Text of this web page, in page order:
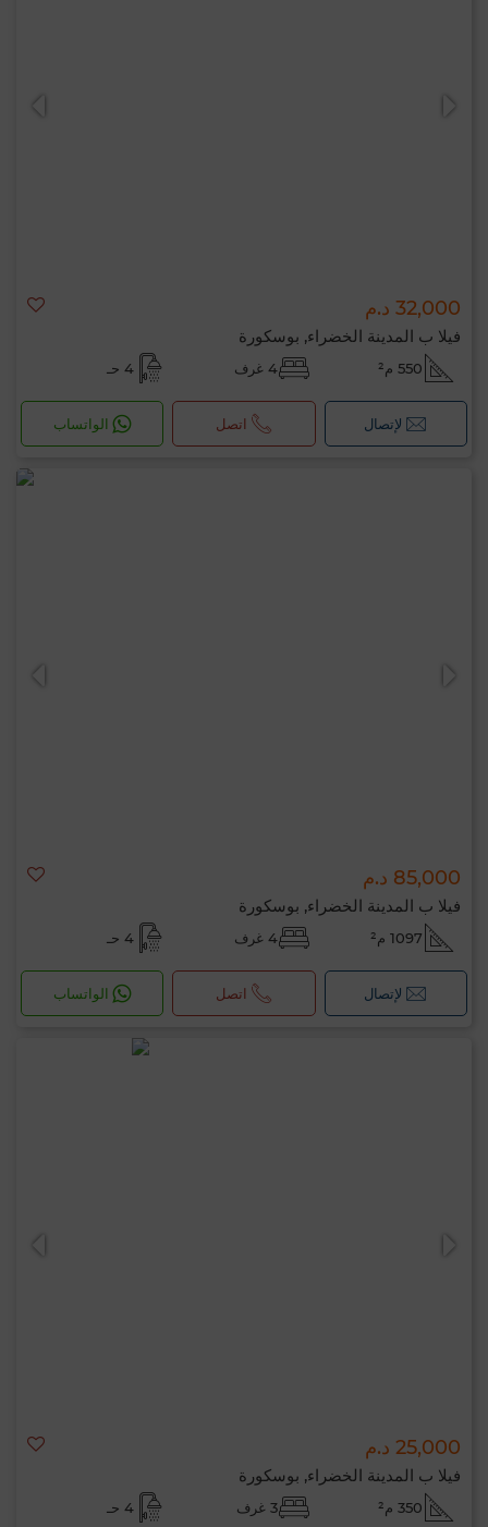
32,000 د.م
فيلا ب المدينة الخضراء, بوسكورة
550 م² 4 غرف 4 حـ
لإتصال اتصل الواتساب
85,000 د.م
فيلا ب المدينة الخضراء, بوسكورة
1097 م² 4 غرف 4 حـ
لإتصال اتصل الواتساب
25,000 د.م
فيلا ب المدينة الخضراء, بوسكورة
350 م² 3 غرف 4 حـ